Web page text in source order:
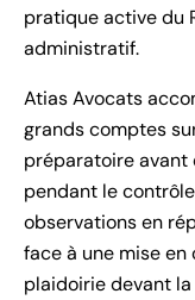
pratique active du
administratif.
Atias Avocats
grands comptes
préparatoire avant
pendant le
observations en
face à une mise
plaidoirie devant